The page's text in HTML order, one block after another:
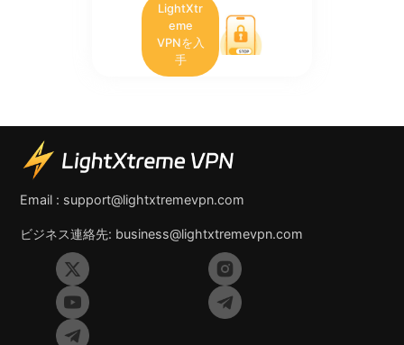
LightXtr
eme
VPNを入
手
Email : support@lightxtremevpn.com
ビジネス連絡先: business@lightxtremevpn.com